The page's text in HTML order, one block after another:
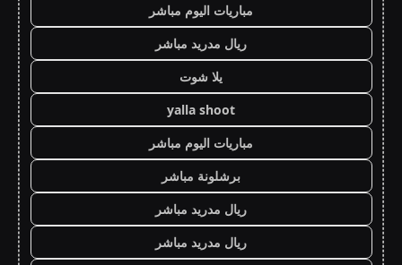
مباريات اليوم مباشر
ريال مدريد مباشر
يلا شوت
yalla shoot
مباريات اليوم مباشر
برشلونة مباشر
ريال مدريد مباشر
ريال مدريد مباشر